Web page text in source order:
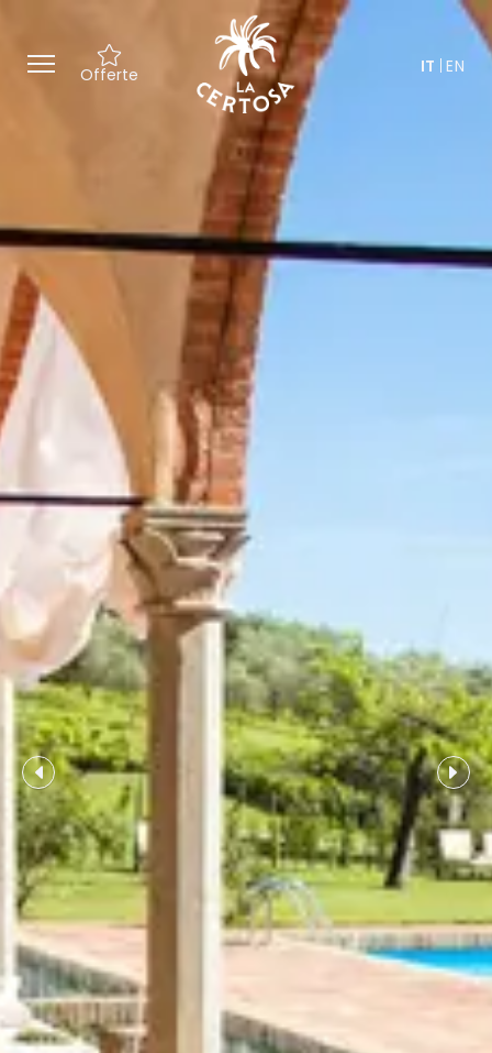
IT EN
Offerte
Offerte esclusive ed esperienze
su misura, tra cultura e
benessere.
Un’accoglienza speciale con un
regalo ispirato alla Certosa.
Un team dedicato a
personalizzare ogni dettaglio del
soggiorno.
Accesso ai nostri spazi per
momenti di relax nel cuore della
Toscana.